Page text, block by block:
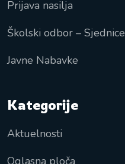
Prijava nasilja
Školski odbor – Sjednice
Javne Nabavke
Kategorije
Aktuelnosti